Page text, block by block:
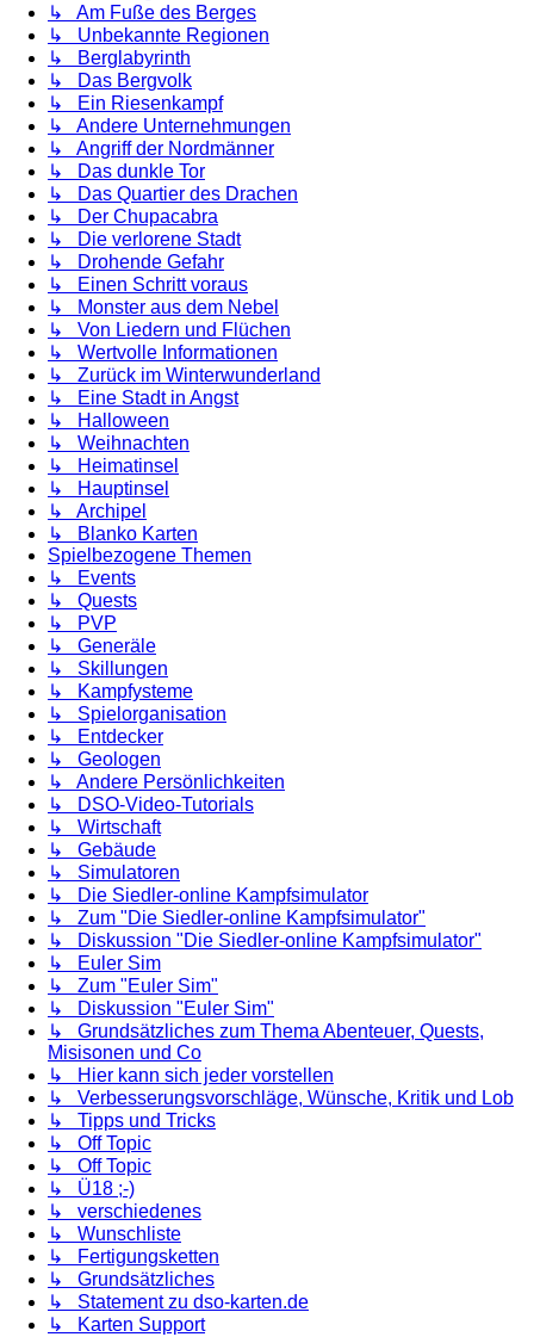
↳ Am Fuße des Berges
↳ Unbekannte Regionen
↳ Berglabyrinth
↳ Das Bergvolk
↳ Ein Riesenkampf
↳ Andere Unternehmungen
↳ Angriff der Nordmänner
↳ Das dunkle Tor
↳ Das Quartier des Drachen
↳ Der Chupacabra
↳ Die verlorene Stadt
↳ Drohende Gefahr
↳ Einen Schritt voraus
↳ Monster aus dem Nebel
↳ Von Liedern und Flüchen
↳ Wertvolle Informationen
↳ Zurück im Winterwunderland
↳ Eine Stadt in Angst
↳ Halloween
↳ Weihnachten
↳ Heimatinsel
↳ Hauptinsel
↳ Archipel
↳ Blanko Karten
Spielbezogene Themen
↳ Events
↳ Quests
↳ PVP
↳ Generäle
↳ Skillungen
↳ Kampfysteme
↳ Spielorganisation
↳ Entdecker
↳ Geologen
↳ Andere Persönlichkeiten
↳ DSO-Video-Tutorials
↳ Wirtschaft
↳ Gebäude
↳ Simulatoren
↳ Die Siedler-online Kampfsimulator
↳ Zum "Die Siedler-online Kampfsimulator"
↳ Diskussion "Die Siedler-online Kampfsimulator"
↳ Euler Sim
↳ Zum "Euler Sim"
↳ Diskussion "Euler Sim"
↳ Grundsätzliches zum Thema Abenteuer, Quests,
Misisonen und Co
↳ Hier kann sich jeder vorstellen
↳ Verbesserungsvorschläge, Wünsche, Kritik und Lob
↳ Tipps und Tricks
↳ Off Topic
↳ Off Topic
↳ Ü18 ;-)
↳ verschiedenes
↳ Wunschliste
↳ Fertigungsketten
↳ Grundsätzliches
↳ Statement zu dso-karten.de
↳ Karten Support